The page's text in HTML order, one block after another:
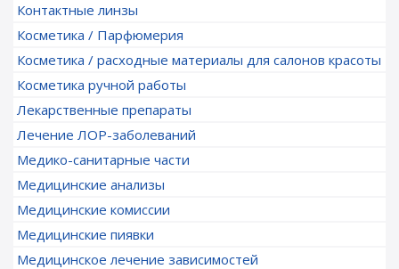
Контактные линзы
Косметика / Парфюмерия
Косметика / расходные материалы для салонов красоты
Косметика ручной работы
Лекарственные препараты
Лечение ЛОР-заболеваний
Медико-санитарные части
Медицинские анализы
Медицинские комиссии
Медицинские пиявки
Медицинское лечение зависимостей